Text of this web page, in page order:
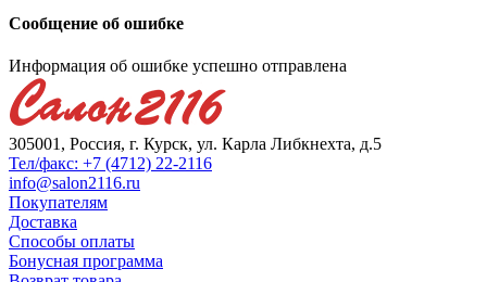
Сообщение об ошибке
Информация об ошибке успешно отправлена
305001, Россия, г. Курск, ул. Карла Либкнехта, д.5
Тел/факс: +7 (4712) 22-2116
info@salon2116.ru
Покупателям
Доставка
Способы оплаты
Бонусная программа